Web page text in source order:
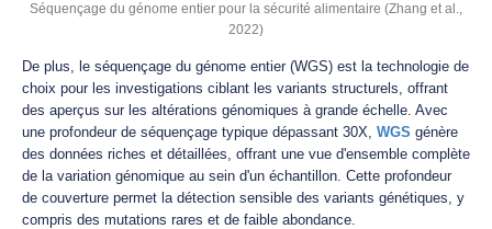
Séquençage du génome entier pour la sécurité alimentaire (Zhang et al.,
2022)
De plus, le séquençage du génome entier (WGS) est la technologie de
choix pour les investigations ciblant les variants structurels, offrant
des aperçus sur les altérations génomiques à grande échelle. Avec
une profondeur de séquençage typique dépassant 30X, WGS génère
des données riches et détaillées, offrant une vue d'ensemble complète
de la variation génomique au sein d'un échantillon. Cette profondeur
de couverture permet la détection sensible des variants génétiques, y
compris des mutations rares et de faible abondance.